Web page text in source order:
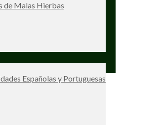
de Malas Hierbas
Españolas y Portuguesas